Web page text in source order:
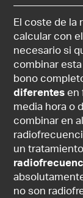
El coste de la
calcular con
necesario si
combinar esta
bono
diferentes en
media hora o
combinar en
un
no son